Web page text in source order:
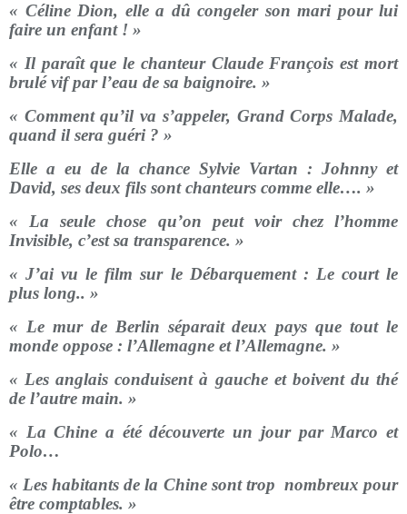
« Céline Dion, elle a dû congeler son mari pour lui
faire un enfant ! »
« Il paraît que le chanteur Claude François est mort
brulé vif par l’eau de sa baignoire. »
« Comment qu’il va s’appeler, Grand Corps Malade,
quand il sera guéri ? »
Elle a eu de la chance Sylvie Vartan : Johnny et
David, ses deux fils sont chanteurs comme elle…. »
« La seule chose qu’on peut voir chez l’homme
Invisible, c’est sa transparence. »
« J’ai vu le film sur le Débarquement : Le court le
plus long.. »
« Le mur de Berlin séparait deux pays que tout le
monde oppose : l’Allemagne et l’Allemagne. »
« Les anglais conduisent à gauche et boivent du thé
de l’autre main. »
« La Chine a été découverte un jour par Marco et
Polo…
« Les habitants de la Chine sont trop nombreux pour
être comptables. »